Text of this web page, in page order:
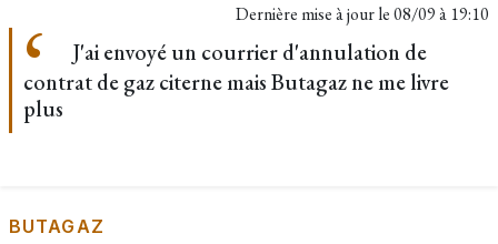
Dernière mise à jour le08/09 à 19:10
J'ai envoyé un courrier d'annulation de
contrat de gaz citerne mais Butagaz ne me livre
plus
BUTAGAZ